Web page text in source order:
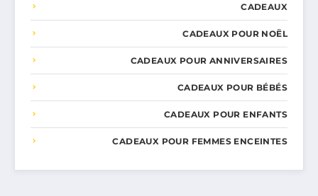
CADEAUX
CADEAUX POUR NOËL
CADEAUX POUR ANNIVERSAIRES
CADEAUX POUR BÉBÉS
CADEAUX POUR ENFANTS
CADEAUX POUR FEMMES ENCEINTES